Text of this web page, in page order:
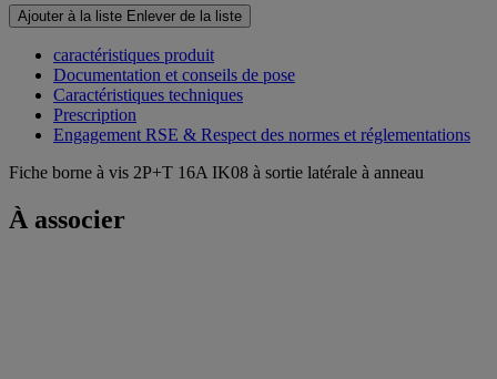
Ajouter à la liste Enlever de la liste
caractéristiques produit
Documentation et conseils de pose
Caractéristiques techniques
Prescription
Engagement RSE & Respect des normes et réglementations
Fiche borne à vis 2P+T 16A IK08 à sortie latérale à anneau
À associer